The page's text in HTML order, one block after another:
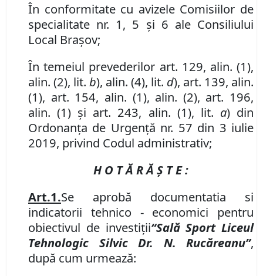
În conformitate cu avizele Comisiilor de
specialitate nr. 1, 5 și 6 ale Consiliului
Local Brașov;
În temeiul prevederilor art. 129, alin. (1),
alin. (2), lit. b), alin. (4), lit. d), art. 139, alin.
(1), art. 154, alin. (1), alin. (2), art. 196,
alin. (1) și art. 243, alin. (1), lit. a) din
Ordonanța de Urgență nr. 57 din 3 iulie
2019, privind Codul administrativ;
H O T Ă R Ă Ş T E :
Art.1.Se aprobă documentatia si
indicatorii tehnico - economici pentru
obiectivul de investiții“Sală Sport Liceul
Tehnologic Silvic Dr. N. Rucăreanu”,
după cum urmează: